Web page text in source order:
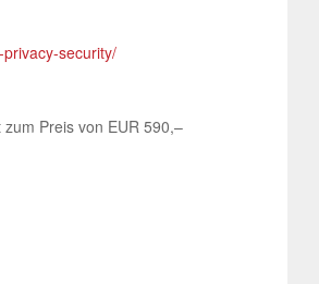
security/
Preis von EUR 590,–